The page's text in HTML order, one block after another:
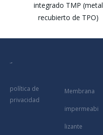
integrado TMP (metal
recubierto de TPO)
política de
privacidad
Membrana
impermeabi
lizante